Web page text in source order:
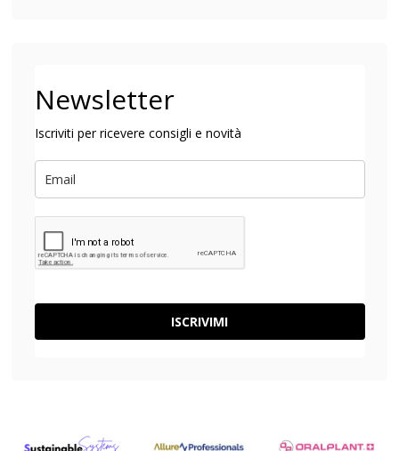
Newsletter
Iscriviti per ricevere consigli e novità
ISCRIVIMI